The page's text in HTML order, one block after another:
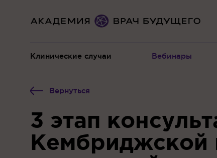
Клинические случаи Вебинары
Вернуться
3 этап
Кембриджской